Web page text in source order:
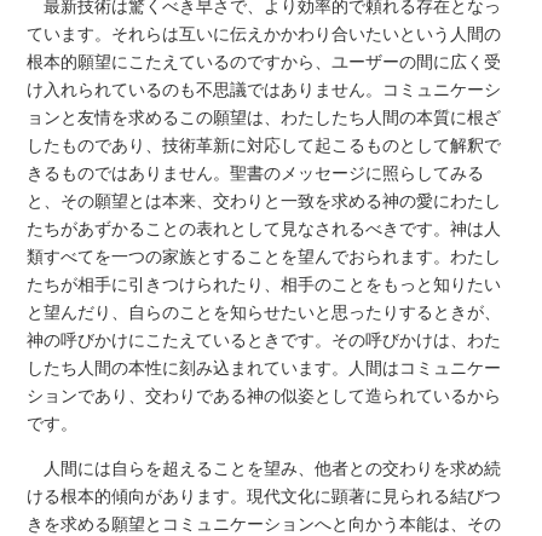
最新技術は驚くべき早さで、より効率的で頼れる存在となっ
ています。それらは互いに伝えかかわり合いたいという人間の
根本的願望にこたえているのですから、ユーザーの間に広く受
け入れられているのも不思議ではありません。コミュニケーシ
ョンと友情を求めるこの願望は、わたしたち人間の本質に根ざ
したものであり、技術革新に対応して起こるものとして解釈で
きるものではありません。聖書のメッセージに照らしてみる
と、その願望とは本来、交わりと一致を求める神の愛にわたし
たちがあずかることの表れとして見なされるべきです。神は人
類すべてを一つの家族とすることを望んでおられます。わたし
たちが相手に引きつけられたり、相手のことをもっと知りたい
と望んだり、自らのことを知らせたいと思ったりするときが、
神の呼びかけにこたえているときです。その呼びかけは、わた
したち人間の本性に刻み込まれています。人間はコミュニケー
ションであり、交わりである神の似姿として造られているから
です。
人間には自らを超えることを望み、他者との交わりを求め続
ける根本的傾向があります。現代文化に顕著に見られる結びつ
きを求める願望とコミュニケーションへと向かう本能は、その